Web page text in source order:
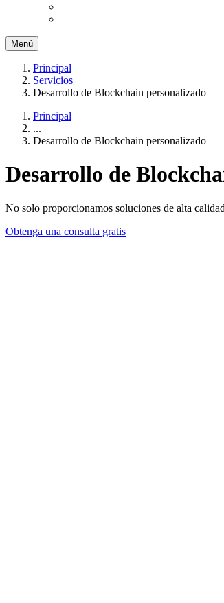
Menú
Principal
Servicios
Desarrollo de Blockchain personalizado
Principal
...
Desarrollo de Blockchain personalizado
Desarrollo de
No solo proporcionamos soluciones de alta
Obtenga una consulta gratis